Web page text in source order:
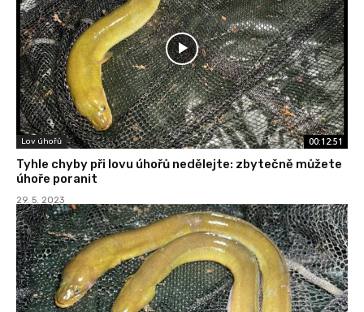
Lov úhořů 00:12:51
Tyhle chyby při lovu úhořů nedělejte: zbytečně můžete
úhoře poranit
29. 5. 2023